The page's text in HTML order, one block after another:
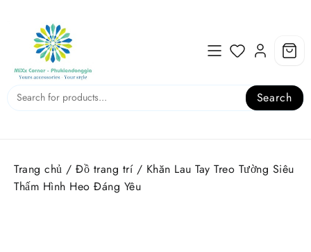
content
Search
Trang chủ / Đồ trang trí/ Khăn Lau Tay Treo Tường Siêu
Thấm Hình Heo Đáng Yêu